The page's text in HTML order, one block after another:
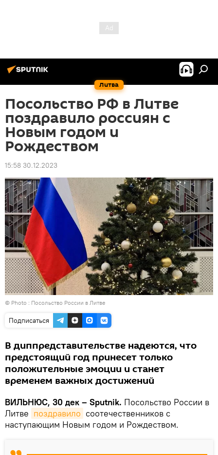
Литва
Посольство РФ в Литве
поздравило россиян с
Новым годом и
Рождеством
15:58 30.12.2023
© Photo : Посольство России в Литве
Подписаться
В диппредставительстве надеются, что
предстоящий год принесет только
положительные эмоции и станет
временем важных достижений
ВИЛЬНЮС, 30 дек – Sputnik. Посольство России в
Литве поздравило соотечественников с
наступающим Новым годом и Рождеством.